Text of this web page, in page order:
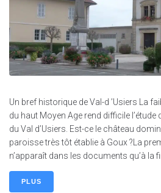
Un bref historique de Val-d ’Usiers La
du haut Moyen Age rend difficile
du Val d’Usiers. Est-ce le château
paroisse très tôt établie à Goux ?La
n’apparaît dans les documents qu’à la
PLUS